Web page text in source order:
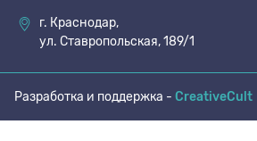
г. Краснодар,
ул. Ставропольская, 189/1
Разработка и поддержка - CreativeCult
Растяжитель и Очиститель
Рожки